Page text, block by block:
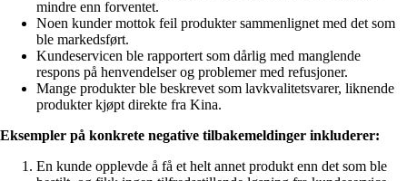
mindre enn forventet.
Noen kunder mottok feil produkter sammenlignet med det som
ble markedsført.
Kundeservicen ble rapportert som dårlig med manglende
respons på henvendelser og problemer med refusjoner.
Mange produkter ble beskrevet som lavkvalitetsvarer, liknende
produkter kjøpt direkte fra Kina.
Eksempler på konkrete negative tilbakemeldinger inkluderer:
En kunde opplevde å få et helt annet produkt enn det som ble